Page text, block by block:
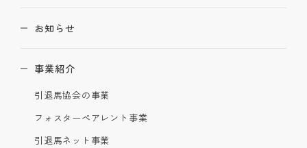
お知らせ
事業紹介
引退馬協会の事業
フォスターペアレント事業
引退馬ネット事業